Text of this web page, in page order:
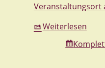
Veranstaltungsort
Weiterlesen